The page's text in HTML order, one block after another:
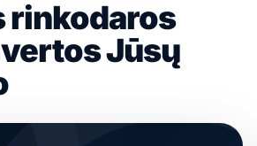
rinkodaros
Jūsų